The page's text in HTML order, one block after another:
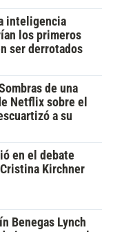
inteligencia
los primeros
ser derrotados
de una
Netflix sobre el
a su
en el debate
Kirchner
Benegas Lynch